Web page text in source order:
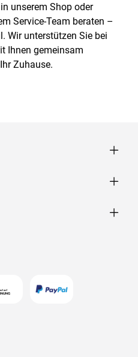
unserem Shop oder
Service-Team beraten –
Wir unterstützen Sie bei
Ihnen gemeinsam
Zuhause.